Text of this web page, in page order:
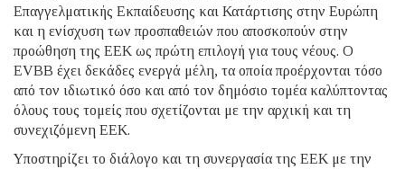
Επαγγελματικής Εκπαίδευσης και Κατάρτισης στην Ευρώπη
και η ενίσχυση των προσπαθειών που αποσκοπούν στην
προώθηση της ΕΕΚ ως πρώτη επιλογή για τους νέους. Ο
EVBB έχει δεκάδες ενεργά μέλη, τα οποία προέρχονται τόσο
από τον ιδιωτικό όσο και από τον δημόσιο τομέα καλύπτοντας
όλους τους τομείς που σχετίζονται με την αρχική και τη
συνεχιζόμενη ΕΕΚ.
Υποστηρίζει το διάλογο και τη συνεργασία της ΕΕΚ με την